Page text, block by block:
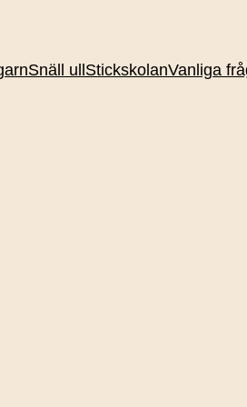
Snäll ull StickskolanVanliga